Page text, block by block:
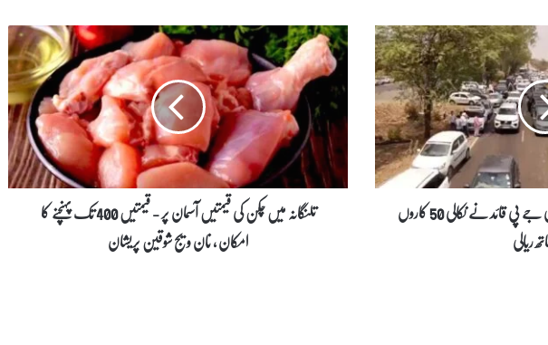
نریندرمودی کی اپیل کے باوجود بی جے پی قائد نے نکالی 50 کاروں
ریالی
ت
ل
گ
ا
ن
ہ
م
ی
تلنگانہ میں چکن کی قیمتیں آسمان پر - قیمتیں 400 تک پہنچنے کا
امکان ، نان ویج شوقین پریشان